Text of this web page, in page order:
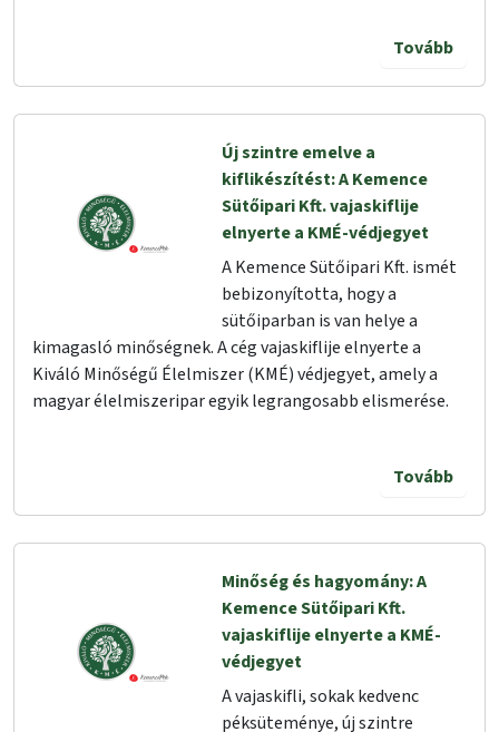
Tovább
Új szintre emelve a
kiflikészítést: A Kemence
Sütőipari Kft. vajaskiflije
elnyerte a KMÉ-védjegyet
A Kemence Sütőipari Kft. ismét
bebizonyította, hogy a
sütőiparban is van helye a
kimagasló minőségnek. A cég vajaskiflije elnyerte a
Kiváló Minőségű Élelmiszer (KMÉ) védjegyet, amely a
magyar élelmiszeripar egyik legrangosabb elismerése.
Tovább
Minőség és hagyomány: A
Kemence Sütőipari Kft.
vajaskiflije elnyerte a KMÉ-
védjegyet
A vajaskifli, sokak kedvenc
péksüteménye, új szintre